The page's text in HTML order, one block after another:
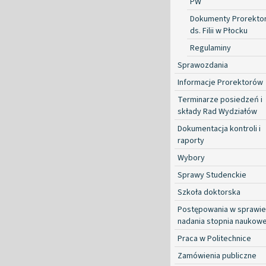
Dokumenty
ds. Filii w Płocku
Regulaminy
Sprawozdania
Informacje Prorektorów
Terminarze posiedzeń i
składy Rad Wydziałów
Dokumentacja kontroli i
raporty
Wybory
Sprawy Studenckie
Szkoła doktorska
Postępowania w sprawie
nadania stopnia
Praca w Politechnice
Zamówienia publiczne